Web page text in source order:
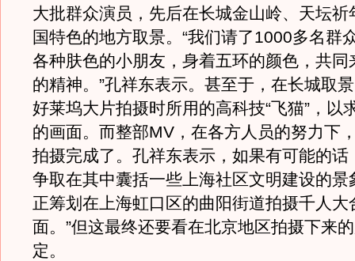
大批群众演员，先后在长城金山岭、天坛祈
国特色的地方取景。“我们请了1000多名群
各种肤色的小朋友，身着五环的颜色，共同
的精神。”孔祥东表示。甚至于，在长城取
好莱坞大片拍摄时所用的高科技“飞猫”，以
的画面。而整部MV，在各方人员的努力下
拍摄完成了。孔祥东表示，如果有可能的话
争取在其中囊括一些上海社区文明建设的景
正筹划在上海虹口区的曲阳街道拍摄千人大
面。”但这最终还要看在北京地区拍摄下来
定。